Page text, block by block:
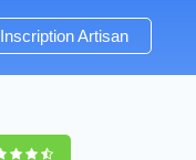
Inscription Artisan